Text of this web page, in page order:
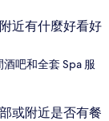
近有什麼好看好
吧和全套 Spa 服
或附近是否有餐